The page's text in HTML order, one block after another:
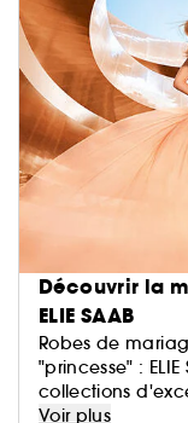
Découvrir la
ELIE SAAB
Robes de
"princesse" :
collections
valeur les
Voir plus